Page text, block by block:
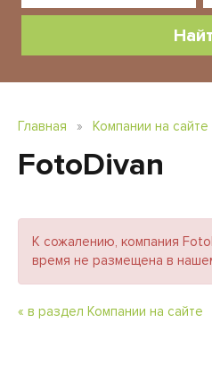
Главная » Компании на сайте
FotoDivan
К сожалению, компания
время не размещена в
« в раздел Компании на сайте